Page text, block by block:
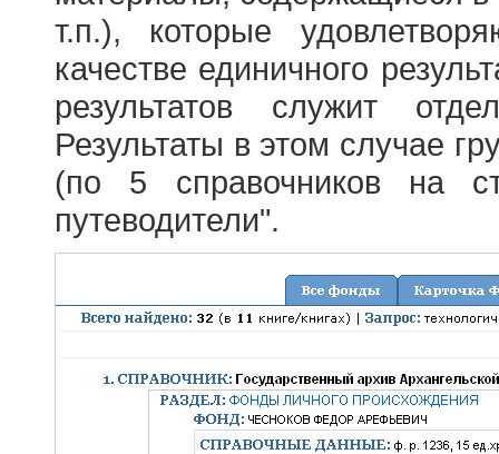
т.п.), которые
качестве единичного
результатов служит
Результаты в этом случае
(по 5 справочников на
путеводители".